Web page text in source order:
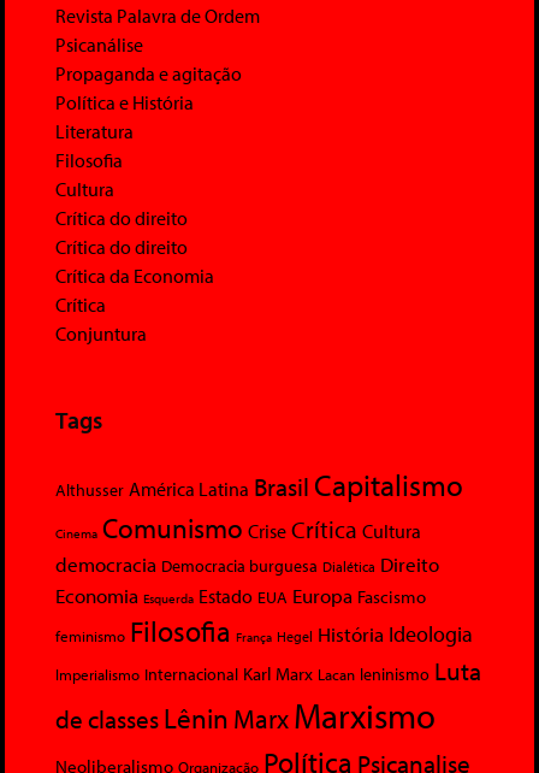
Revista Palavra de Ordem
Psicanálise
Propaganda e agitação
Política e História
Literatura
Filosofia
Cultura
Crítica do direito
Crítica do direito
Crítica da Economia
Crítica
Conjuntura
Tags
Althusser América Latina Brasil Capitalismo
Cinema Comunismo Crise Crítica Cultura
democracia Democracia burguesa Dialética Direito
Economia Esquerda Estado EUA Europa Fascismo
feminismo Filosofia França Hegel História Ideologia
Imperialismo Internacional Karl Marx Lacan leninismo Luta
de classesLênin MarxMarxismo
Neoliberalismo Organização Política Psicanalise